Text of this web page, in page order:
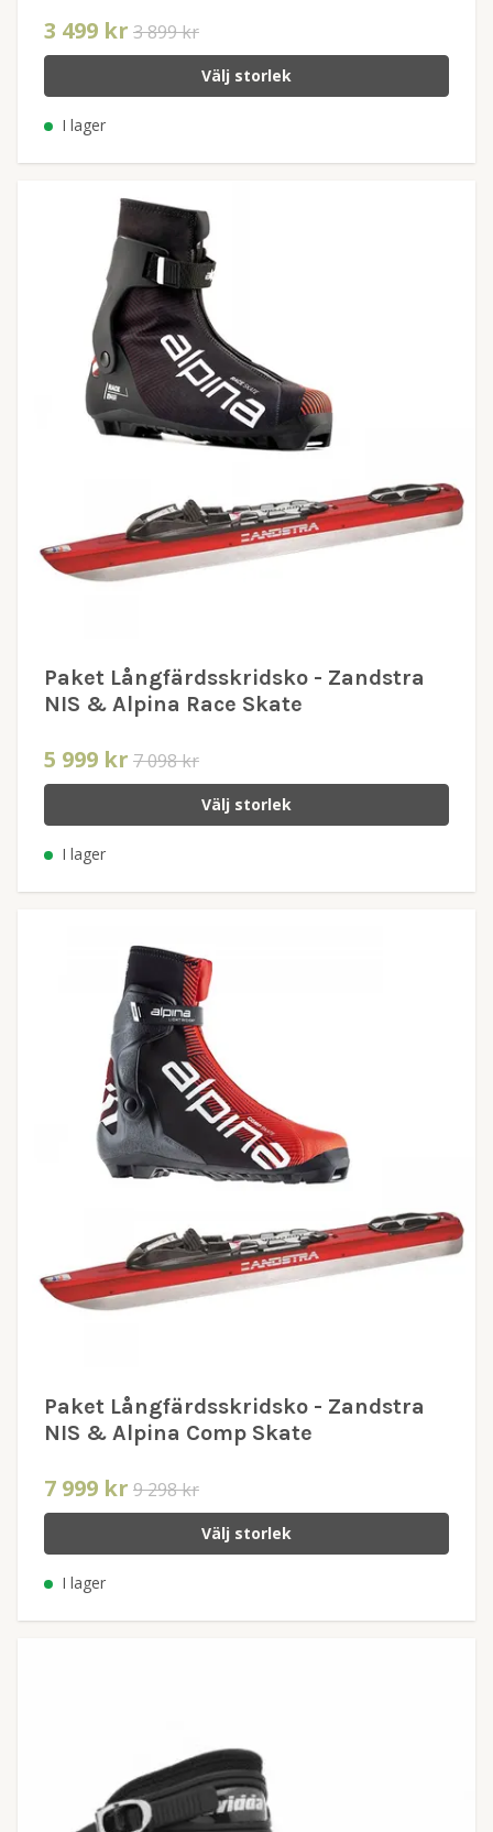
3 499 kr 3 899 kr
Välj storlek
I lager
Paket Långfärdsskridsko - Zandstra
NIS & Alpina Race Skate
5 999 kr 7 098 kr
Välj storlek
I lager
Paket Långfärdsskridsko - Zandstra
NIS & Alpina Comp Skate
7 999 kr 9 298 kr
Välj storlek
I lager